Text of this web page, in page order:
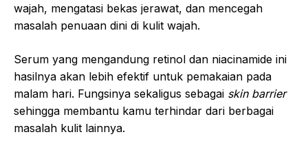
wajah, mengatasi bekas jerawat, dan mencegah
masalah penuaan dini di kulit wajah.
Serum yang mengandung retinol dan niacinamide ini
hasilnya akan lebih efektif untuk pemakaian pada
malam hari. Fungsinya sekaligus sebagai skin barrier
sehingga membantu kamu terhindar dari berbagai
masalah kulit lainnya.